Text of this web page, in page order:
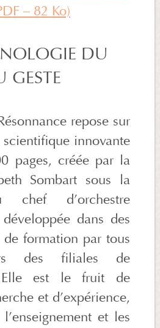
– 82 Ko)
DU
GESTE
repose sur
innovante
pages, créée par la
Sombart sous la
chef d’orchestre
dans des
de formation par tous
des filiales de
Elle est le fruit de
et d’expérience,
et les